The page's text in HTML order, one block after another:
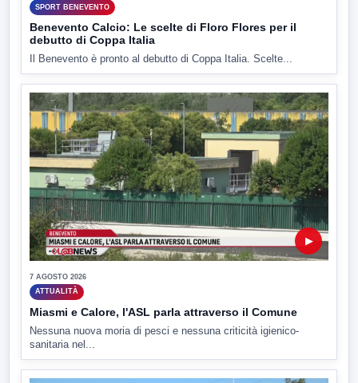
SPORT BENEVENTO
Benevento Calcio: Le scelte di Floro Flores per il
debutto di Coppa Italia
Il Benevento è pronto al debutto di Coppa Italia. Scelte...
▶
7 AGOSTO 2026
ATTUALITÀ
Miasmi e Calore, l'ASL parla attraverso il Comune
Nessuna nuova moria di pesci e nessuna criticità igienico-
sanitaria nel...